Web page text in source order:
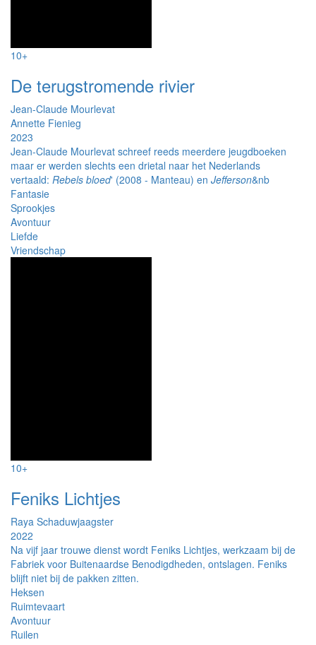
10+
De terugstromende rivier
Jean-Claude Mourlevat
Annette Fienieg
2023
Jean­-Claude Mourlevat schreef reeds meerdere jeugdboeken
maar er werden slechts een drietal naar het Nederlands
vertaald: Rebels bloed' (2008 - Manteau) en Jefferson&nb
Fantasie
Sprookjes
Avontuur
Liefde
Vriendschap
10+
Feniks Lichtjes
Raya Schaduwjaagster
2022
Na vijf jaar trouwe dienst wordt Feniks Lichtjes, werkzaam bij de
Fabriek voor Buitenaardse Benodigdheden, ontslagen. Feniks
blijft niet bij de pakken zitten.
Heksen
Ruimtevaart
Avontuur
Ruilen